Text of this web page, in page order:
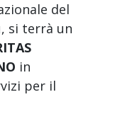
del
si terrà un
in
per il